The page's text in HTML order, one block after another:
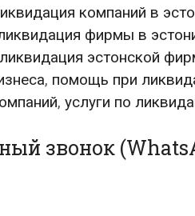
компаний в
фирмы в
ликвидация эстонской
, помощь при
, услуги по
звонок